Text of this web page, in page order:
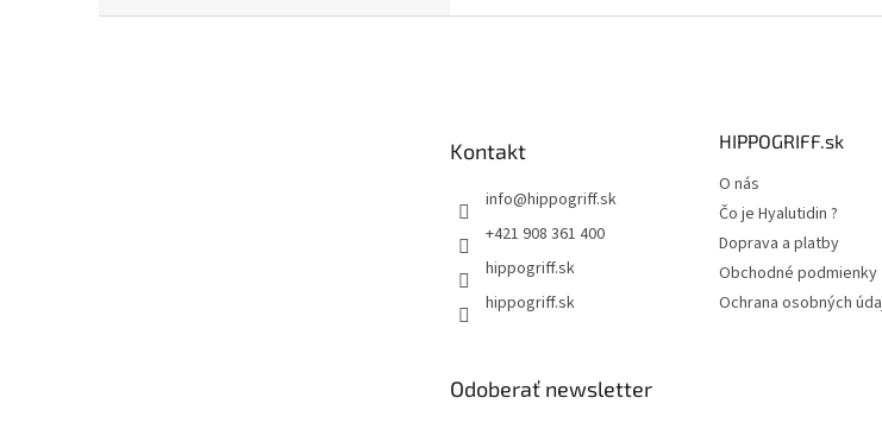
Kontakt
info@hippogriff.sk
+421 908 361 400
hippogriff.sk
hippogriff.sk
HIPPOGRIFF.sk
O nás
Čo je Hyalutidin ?
Doprava a platby
Obchodné podmienky
Ochrana osobných
Odoberať newsletter